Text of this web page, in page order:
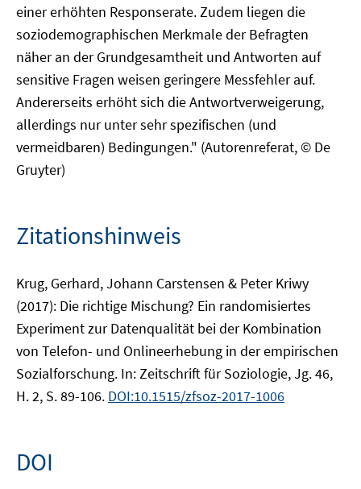
einer erhöhten Responserate. Zudem liegen die
soziodemographischen Merkmale der Befragten
näher an der Grundgesamtheit und Antworten auf
sensitive Fragen weisen geringere Messfehler auf.
Andererseits erhöht sich die Antwortverweigerung,
allerdings nur unter sehr spezifischen (und
vermeidbaren) Bedingungen." (Autorenreferat, © De
Gruyter)
Zitationshinweis
Krug, Gerhard, Johann Carstensen & Peter Kriwy
(2017): Die richtige Mischung? Ein randomisiertes
Experiment zur Datenqualität bei der Kombination
von Telefon- und Onlineerhebung in der empirischen
Sozialforschung. In: Zeitschrift für Soziologie, Jg. 46,
H. 2, S. 89-106. DOI:10.1515/zfsoz-2017-1006
DOI